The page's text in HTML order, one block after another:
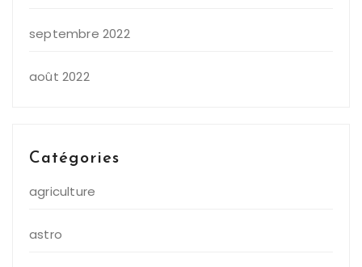
septembre 2022
août 2022
Catégories
agriculture
astro